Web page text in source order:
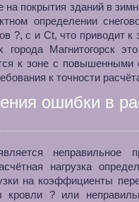
на покрытия зданий в
определении
?, c и Ct, что приводит к
города Магнитогорск
к зоне с повышенными
к точности
ошибки в
неправильное
нагрузка
на коэффициенты
? или